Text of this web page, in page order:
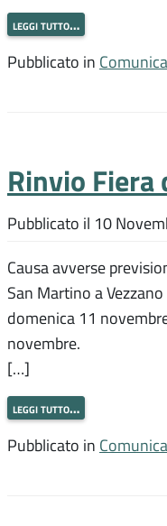
leggi tutto…
Pubblicato in
Rinvio
Pubblicato il 10
Causa avverse
San Martino a
domenica 11
novembre.
[…]
leggi tutto…
Pubblicato in